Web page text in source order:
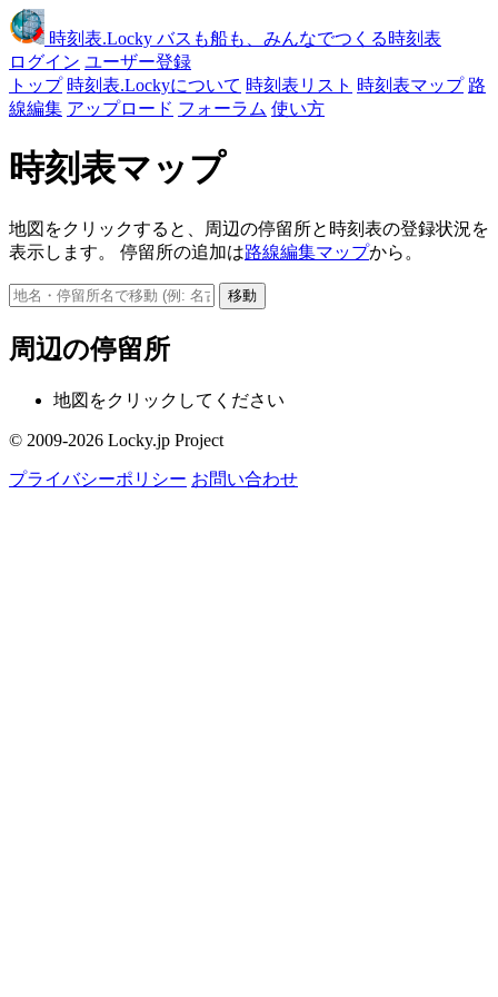
時刻表.Locky バスも船も、みんなでつくる時刻表
ログイン ユーザー登録
トップ 時刻表.Lockyについて 時刻表リスト 時刻表マップ 路
線編集 アップロード フォーラム 使い方
時刻表マップ
地図をクリックすると、周辺の停留所と時刻表の登録状況を
表示します。 停留所の追加は路線編集マップから。
移動
周辺の停留所
地図をクリックしてください
© 2009-2026 Locky.jp Project
プライバシーポリシー お問い合わせ